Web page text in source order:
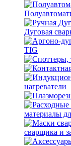
Дуговая
TIG
нагреватели
материалы
сварщика и